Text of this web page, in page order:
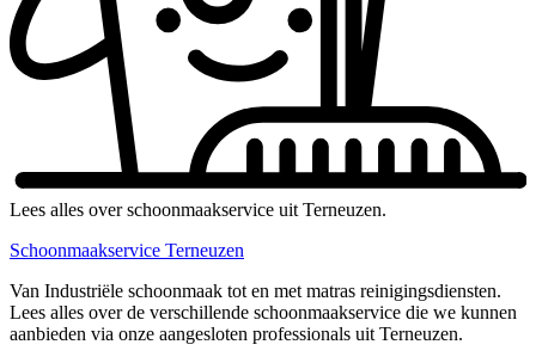
Lees alles over schoonmaakservice uit Terneuzen.
Schoonmaakservice Terneuzen
Van Industriële schoonmaak tot en met matras reinigingsdiensten.
Lees alles over de verschillende schoonmaakservice die we kunnen
aanbieden via onze aangesloten professionals uit Terneuzen.